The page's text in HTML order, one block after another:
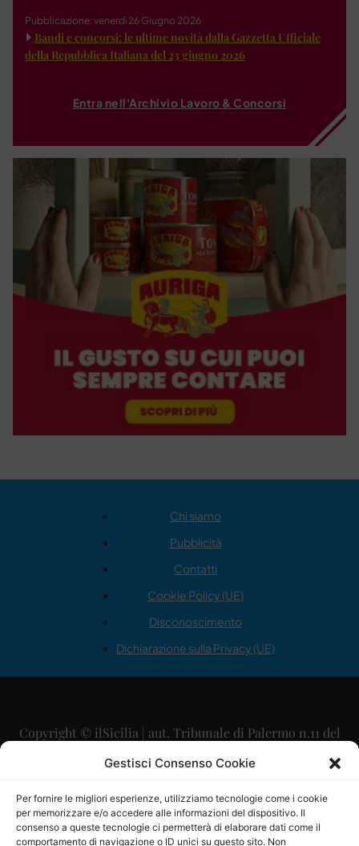
Gestisci Consenso Cookie
Per fornire le migliori esperienze, utilizziamo tecnologie come i cookie
per memorizzare e/o accedere alle informazioni del dispositivo. Il
consenso a queste tecnologie ci permetterà di elaborare dati come il
comportamento di navigazione o ID unici su questo sito. Non
Pubblicazione: venerdì 26 Giugno 2026
Bandi e concorsi: le ultime novità dalla Gazzetta Ufficiale
della Repubblica Italiana del 23 giugno 2026
Entra nell'Archivio Lavoro & Concorsi
Chi siamo
Pubblicità
Contatti
Cookie Policy (UE)
Disconoscimento
Dichiarazione sulla Privacy (UE)
Copyright © ilSicilia | aut. Tribunale di Palermo n.11 del
29/09/2015
Direttore Editoriale: Maurizio Scaglione